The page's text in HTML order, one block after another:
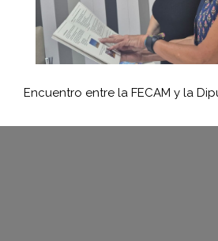
Encuentro entre la FECAM y la